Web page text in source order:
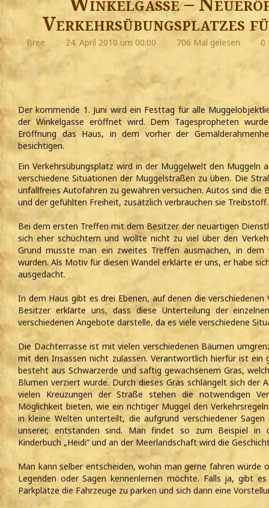
Verkehrsübungsplatzes
Bree 24. April 2010 um 00:00 706 Mal gelesen 0
Der kommende 1. Juni wird ein Festtag für alle
der Winkelgasse eröffnet wird. Dem Tagespropheten
Eröffnung das Haus, in dem vorher der
besichtigen.
Ein Verkehrsübungsplatz wird in der Muggelwelt den Muggeln
verschiedene Situationen der Muggelstraßen zu üben. Die
unfallfreies Autofahren zu gewähren versuchen. Autos sind die
und der gefühlten Freiheit, zusätzlich verbrauchen sie Treibstoff.
Bei dem ersten Treffen mit dem Besitzer der neuartigen
sich eher schüchtern und wollte nicht zu viel über den
Grund musste man ein zweites Treffen ausmachen, in dem
wurden. Als Motiv für diesen Wandel erklärte er uns, er habe
ausgedacht.
In dem Haus gibt es drei Ebenen, auf denen die
Besitzer erklärte uns, dass diese Unterteilung der
verschiedenen Angebote darstelle, da es viele verschiedene
Die Dachterrasse ist mit vielen verschiedenen Bäumen
mit den Insassen nicht zulassen. Verantwortlich hierfür ist ein
besteht aus Schwarzerde und saftig gewachsenem Gras,
Blumen verziert wurde. Durch dieses Gras schlängelt sich der
vielen Kreuzungen der Straße stehen die notwendigen
Möglichkeit bieten, wie ein richtiger Muggel den
in kleine Welten unterteilt, die aufgrund verschiedener
unserer, entstanden sind. Man findet so zum Beispiel in
Kinderbuch „Heidi“ und an der Meerlandschaft wird die
Man kann selber entscheiden, wohin man gerne fahren würde
Legenden oder Sagen kennenlernen möchte. Falls ja, gibt
Parkplätze die Fahrzeuge zu parken und sich dann eine